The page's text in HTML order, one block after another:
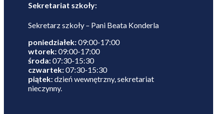
Sekretariat szkoły:
Sekretarz szkoły – Pani Beata Konderla
poniedziałek:09:00-17:00
wtorek:09:00-17:00
środa:07:30-15:30
czwartek:07:30-15:30
piątek:dzień wewnętrzny, sekretariat
nieczynny.